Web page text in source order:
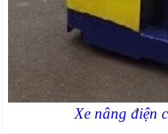
Xe nâng điện